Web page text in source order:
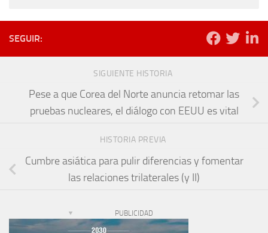
SEGUIR:
SIGUIENTE HISTORIA
Pese a que Corea del Norte anuncia retomar las
pruebas nucleares, el diálogo con EEUU es vital
HISTORIA PREVIA
Cumbre asiática para pulir diferencias y fomentar
las relaciones trilaterales (y II)
PUBLICIDAD